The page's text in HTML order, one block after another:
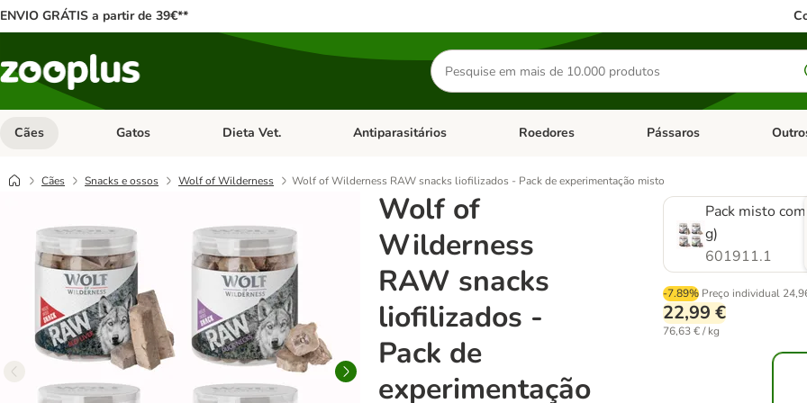
ENVIO GRÁTIS a partir de 39€**
Pesquisar
produtos
Cães Abrir menu de categoria: Cães
Gatos Abrir menu de categoria: Gatos
Dieta Vet. Abrir menu de categoria: Dieta Vet.
Antiparasitários Abrir menu de categoria: Antiparasitários
Roedores Abrir menu de categoria:
Pássaros Abrir
Cães Snacks e ossos Wolf of Wilderness Wolf of Wilderness RAW snacks liofilizados - Pack de experimentação misto
Wolf of
Wilderness
RAW snacks
liofilizados -
Pack de
experimentação
Pack misto
g)
601911.1
-7.89% Preço individual
22,99 €
76,63 € / kg